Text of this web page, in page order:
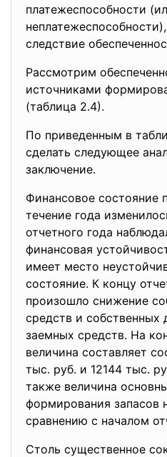
платежеспособности
следствие
Рассмотрим
источниками
(таблица 2.4).
По приведенным в
сделать следующее
заключение.
Финансовое состояние
течение года
отчетного года
финансовая
имеет место
состояние. К концу
произошло снижение
средств и собственных
заемных средств. На
величина составляет
тыс. руб. и 12144 тыс.
также величина
формирования запасов
сравнению с началом
Столь существенное